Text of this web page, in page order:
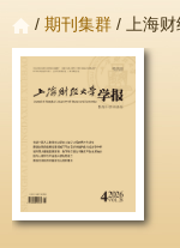
/ 期刊集群 / 上海财